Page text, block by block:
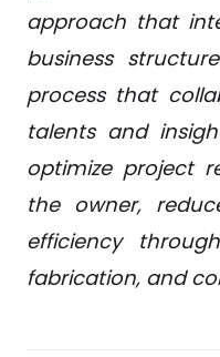
approach that
business
process that
talents and
optimize project
the owner,
efficiency
fabrication, and